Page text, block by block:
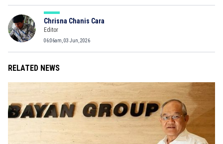
Chrisna Chanis Cara
Editor
06:06am, 03 Jun, 2026
RELATED NEWS